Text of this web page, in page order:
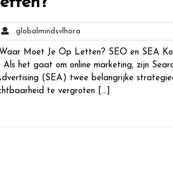
globalmindsvlhora
Moet Je Op Letten? SEO en SEA
het gaat om online marketing, zijn
(SEA) twee belangrijke
te vergroten […]